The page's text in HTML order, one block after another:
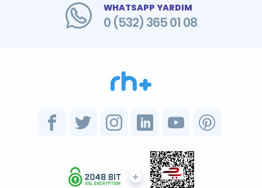
WHATSAPP YARDIM
0 (532) 365 01 08